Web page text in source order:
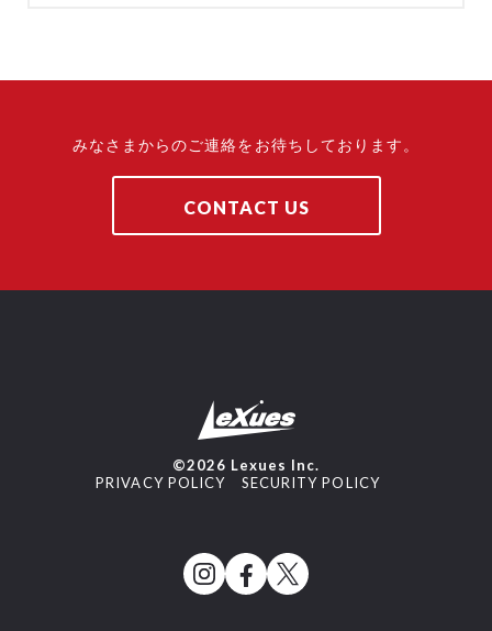
みなさまからのご連絡をお待ちしております。
CONTACT US
©2026 Lexues Inc.
PRIVACY POLICY
SECURITY POLICY